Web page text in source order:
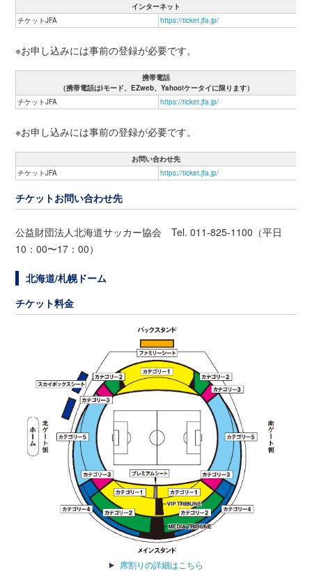
インターネット
チケットJFA
https://ticket.jfa.jp/
※お申し込みには事前の登録が必要です。
携帯電話
（携帯電話はiモード、EZweb、Yahoo!ケータイに限ります）
チケットJFA
https://ticket.jfa.jp/
※お申し込みには事前の登録が必要です。
お問い合わせ先
チケットJFA
https://ticket.jfa.jp/
チケットお問い合わせ先
公益財団法人北海道サッカー協会 Tel. 011-825-1100（平日
10：00〜17：00）
北海道/札幌ドーム
チケット料金
席割りの詳細はこちら